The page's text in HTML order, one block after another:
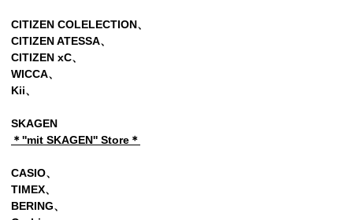
CITIZEN COLELECTION、
CITIZEN ATESSA、
CITIZEN xC、
WICCA、
Kii、
SKAGEN
＊''mit SKAGEN'' Store＊
CASIO、
TIMEX、
BERING、